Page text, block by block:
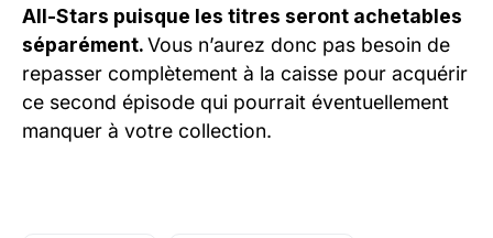
All-Stars puisque les titres seront achetables
séparément.Vous n’aurez donc pas besoin de
repasser complètement à la caisse pour acquérir
ce second épisode qui pourrait éventuellement
manquer à votre collection.